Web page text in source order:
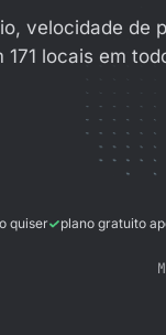
velocidade de
locais em
quiser plano gratuito